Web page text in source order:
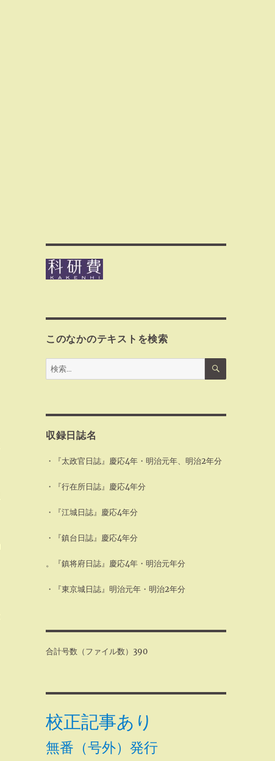
このなかのテキストを検索
検
索:
検
収録日誌名
・『太政官日誌』慶応4年・明治元年、明治2年分
・『行在所日誌』慶応4年分
・『江城日誌』慶応4年分
・『鎮台日誌』慶応4年分
。『鎮将府日誌』慶応4年・明治元年分
・『東京城日誌』明治元年・明治2年分
合計号数（ファイル数）390
校正記事あり
無番（号外）発行